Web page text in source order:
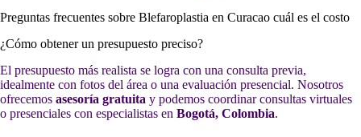
Preguntas frecuentes sobre Blefaroplastia en Curacao cuál es el costo
¿Cómo obtener un presupuesto preciso?
El presupuesto más realista se logra con una consulta previa,
idealmente con fotos del área o una evaluación presencial. Nosotros
ofrecemos asesoría gratuita y podemos coordinar consultas virtuales
o presenciales con especialistas en Bogotá, Colombia.